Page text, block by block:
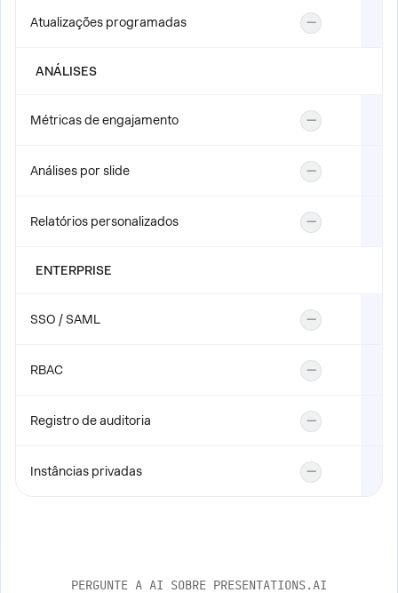
Atualizações programadas —
ANÁLISES
Métricas de engajamento —
Análises por slide —
Relatórios personalizados —
ENTERPRISE
SSO / SAML —
RBAC —
Registro de auditoria —
Instâncias privadas —
PERGUNTE A AI SOBRE PRESENTATIONS.AI